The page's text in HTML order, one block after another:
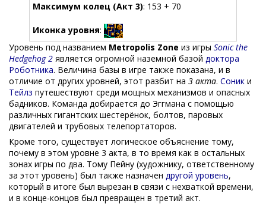
Максимум колец (Акт 3): 153 + 70
Иконка уровня:
Уровень под названием Metropolis Zone из игры Sonic the
Hedgehog 2 является огромной наземной базой доктора
Роботника. Величина базы в игре также показана, и в
отличие от других уровней, этот разбит на 3 акта. Соник и
Тейлз путешествуют среди мощных механизмов и опасных
бадников. Команда добирается до Эггмана с помощью
различных гигантских шестерёнок, болтов, паровых
двигателей и трубовых телепортаторов.
Кроме того, существует логическое объяснение тому,
почему в этом уровне 3 акта, в то время как в остальных
зонах игры по два. Тому Пейну (художнику, ответственному
за этот уровень) был также назначен другой уровень,
который в итоге был вырезан в связи с нехваткой времени,
и в конце-концов был превращен в третий акт.